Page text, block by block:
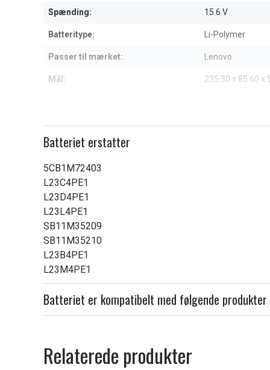
Spænding: 15.6 V
Batteritype: Li-Polymer
Passer til mærket: Lenovo
Mål: 235.30 x 85.60 x
Batteriet erstatter
5CB1M72403
L23C4PE1
L23D4PE1
L23L4PE1
SB11M35209
SB11M35210
L23B4PE1
L23M4PE1
Batteriet er kompatibelt med følgende produkter
Relaterede produkter